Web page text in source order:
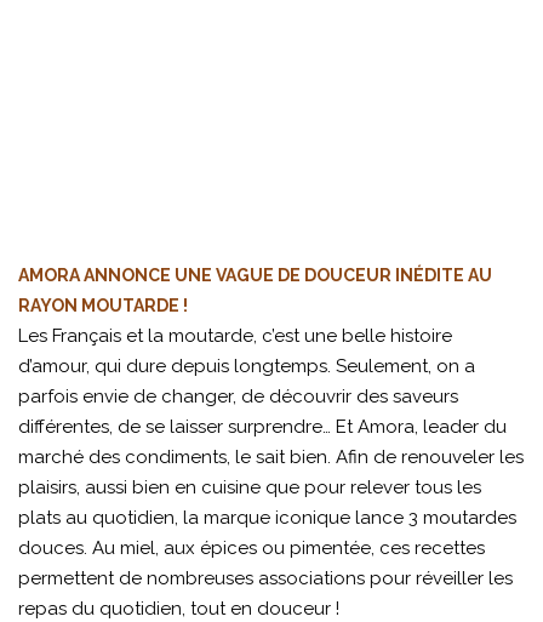
AMORA ANNONCE UNE VAGUE DE DOUCEUR INÉDITE AU
RAYON MOUTARDE !
Les Français et la moutarde, c’est une belle histoire
d’amour, qui dure depuis longtemps. Seulement, on a
parfois envie de changer, de découvrir des saveurs
différentes, de se laisser surprendre… Et Amora, leader du
marché des condiments, le sait bien. Afin de renouveler les
plaisirs, aussi bien en cuisine que pour relever tous les
plats au quotidien, la marque iconique lance 3 moutardes
douces. Au miel, aux épices ou pimentée, ces recettes
permettent de nombreuses associations pour réveiller les
repas du quotidien, tout en douceur !